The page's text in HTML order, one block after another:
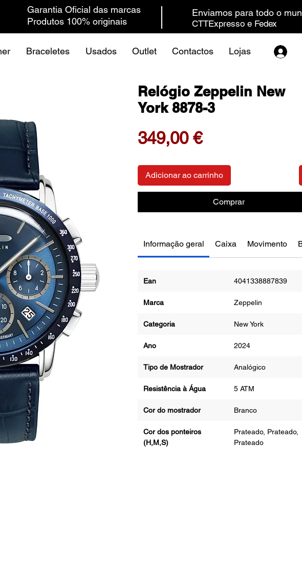
Produtos 100% originais
Garantia Oficial das marcas Enviamos para todo o
CTTExpresso e Fedex
Braceletes Usados Outlet Contactos Lojas
Relógio Zeppelin New
York 8878-3
349,00 €Preço
Adicionar ao carrinho
Comprar
Informação geral Caixa Movimento
Ean 4041338887839
Marca Zeppelin
Categoria New York
Ano 2024
Tipo de Mostrador Analógico
Resistência à Água 5 ATM
Cor do mostrador Branco
Cor dos ponteiros
(H,M,S)
Prateado, Prateado,
Prateado